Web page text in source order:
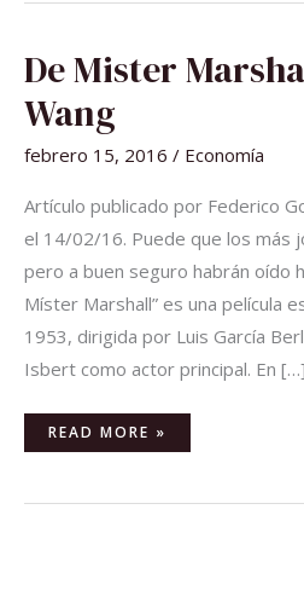
De Mister
Wang
febrero 15, 2016 / Economía
Artículo publicado por Federico
el 14/02/16. Puede que los más
pero a buen seguro habrán oído
Míster Marshall” es una película
1953, dirigida por Luis García
Isbert como actor principal. En […]
MISTER
MARSHALL
A
MISTER
WANG
READ MORE »